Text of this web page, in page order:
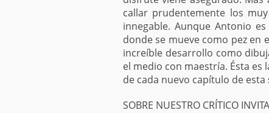
callar prudentemente los
innegable. Aunque Antonio
donde se mueve como pez en
increíble desarrollo como
el medio con maestría. Ésta es
de cada nuevo capítulo de
SOBRE NUESTRO CRÍTICO